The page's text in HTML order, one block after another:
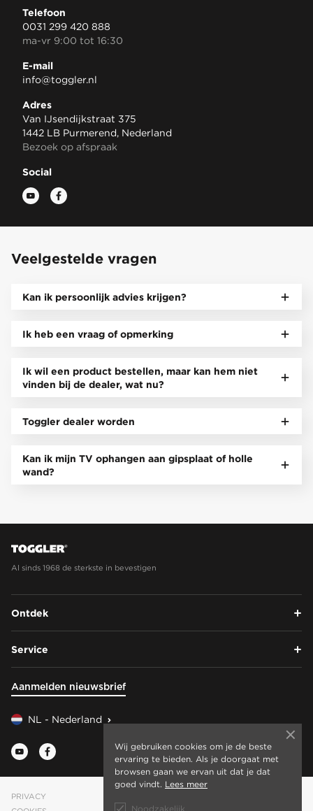
Telefoon
0031 299 420 888
ma-vr 9:00 tot 16:30
E-mail
info@toggler.nl
Adres
Van IJsendijkstraat 375
1442 LB Purmerend, Nederland
Bezoek op afspraak
Social
Veelgestelde vragen
Kan ik persoonlijk advies krijgen?
Ik heb een vraag of opmerking
Ik wil een product bestellen, maar kan hem niet
vinden bij de dealer, wat nu?
Toggler dealer worden
Kan ik mijn TV ophangen aan gipsplaat of holle
wand?
Al sinds 1968 de sterkste in bevestigen
Ontdek
Service
Aanmelden nieuwsbrief
NL - Nederland
PRIVACY
Wij gebruiken cookies om je de beste
ervaring te bieden. Als je doorgaat met
browsen gaan we ervan uit dat je dat
goed vindt. Lees meer
Noodzakelijk